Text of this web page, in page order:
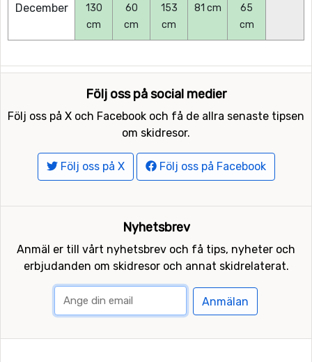
December
130
cm
60
cm
153
cm
81 cm
65
cm
Följ oss på social medier
Följ oss på X och Facebook och få de allra senaste tipsen
om skidresor.
Följ oss på X Följ oss på Facebook
Nyhetsbrev
Anmäl er till vårt nyhetsbrev och få tips, nyheter och
erbjudanden om skidresor och annat skidrelaterat.
Anmälan